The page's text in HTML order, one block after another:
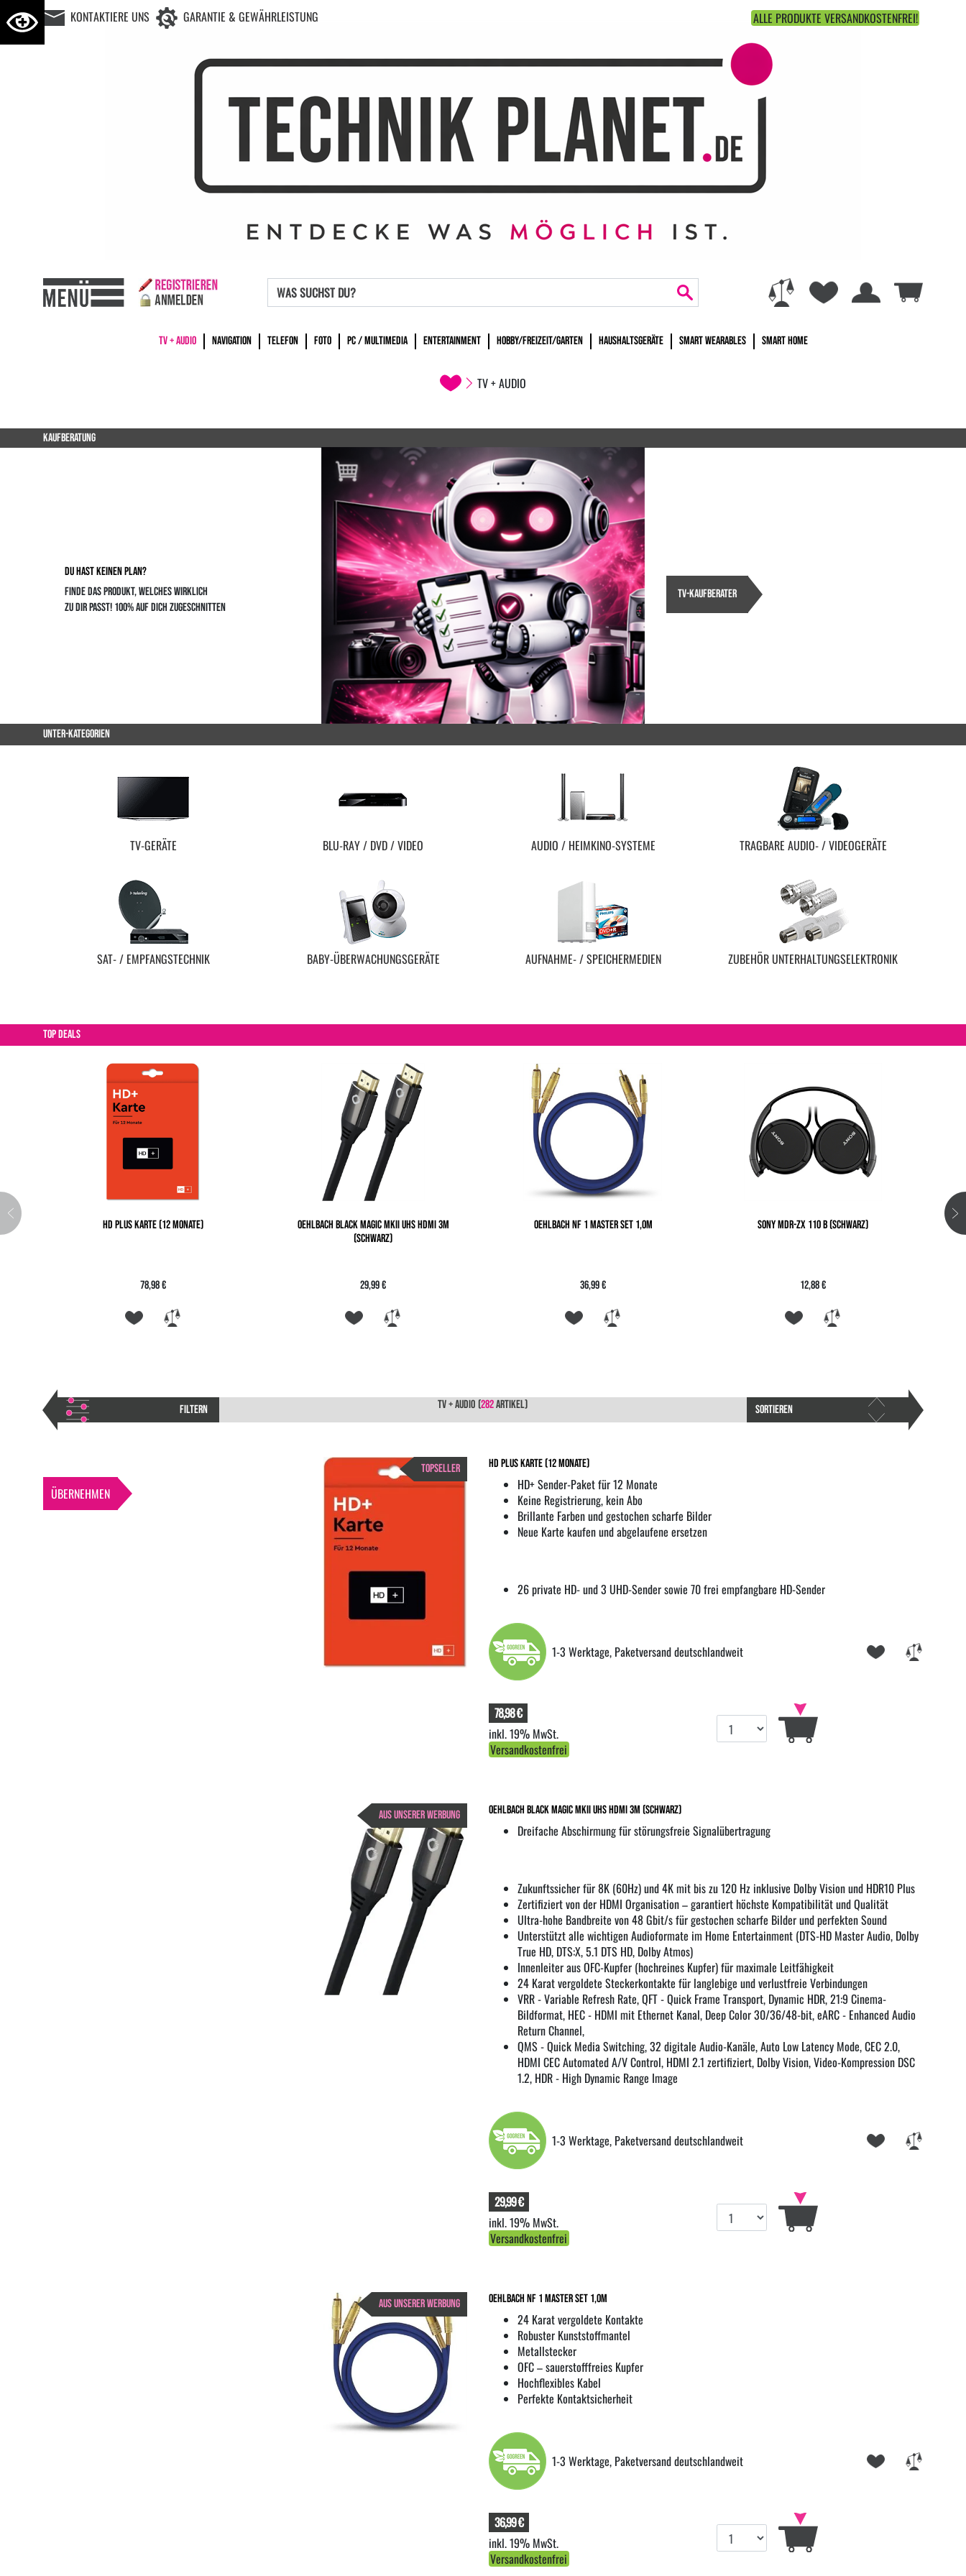
KONTAKTIERE UNS GARANTIE & GEWÄHRLEISTUNG ALLE PRODUKTE VERSANDKOSTENFREI!
TV + AUDIO NAVIGATION TELEFON FOTO PC / MULTIMEDIA ENTERTAINMENT HOBBY/FREIZEIT/GARTEN HAUSHALTSGERÄTE SMART WEARABLES SMART HOME
TV + AUDIO
KAUFBERATUNG
DU HAST KEINEN PLAN?
FINDE DAS PRODUKT, WELCHES WIRKLICH
ZU DIR PASST! 100% AUF DICH ZUGESCHNITTEN
TV-KAUFBERATER
UNTER-KATEGORIEN
TV-GERÄTE BLU-RAY / DVD / VIDEO AUDIO / HEIMKINO-SYSTEME TRAGBARE AUDIO- / VIDEOGERÄTE
SAT- / EMPFANGSTECHNIK BABY-ÜBERWACHUNGSGERÄTE AUFNAHME- / SPEICHERMEDIEN ZUBEHÖR UNTERHALTUNGSELEKTRONIK
TOP DEALS
HD PLUS KARTE (12 MONATE)
78,98 €
OEHLBACH BLACK MAGIC MKII UHS HDMI 3M
(SCHWARZ)
29,99 €
OEHLBACH NF 1 MASTER SET 1,0M
36,99 €
SONY MDR-ZX 110 B (SCHWARZ)
12,88 €
FILTERN TV + AUDIO (282ARTIKEL) SORTIEREN
ÜBERNEHMEN
TOPSELLER HD PLUS Karte (12 Monate)
HD+ Sender-Paket für 12 Monate
Keine Registrierung, kein Abo
Brillante Farben und gestochen scharfe Bilder
Neue Karte kaufen und abgelaufene ersetzen
26 private HD- und 3 UHD-Sender sowie 70 frei empfangbare HD-Sender
1-3 Werktage, Paketversand deutschlandweit
78,98 €
inkl. 19% MwSt.
Versandkostenfrei
AUS UNSERER WERBUNG Oehlbach Black Magic MKII UHS HDMI 3m (schwarz)
Dreifache Abschirmung für störungsfreie Signalübertragung
Zukunftssicher für 8K (60Hz) und 4K mit bis zu 120 Hz inklusive Dolby Vision und HDR10 Plus
Zertifiziert von der HDMI Organisation – garantiert höchste Kompatibilität und Qualität
Ultra-hohe Bandbreite von 48 Gbit/s für gestochen scharfe Bilder und perfekten Sound
Unterstützt alle wichtigen Audioformate im Home Entertainment (DTS-HD Master Audio, Dolby
True HD, DTS:X, 5.1 DTS HD, Dolby Atmos)
Innenleiter aus OFC-Kupfer (hochreines Kupfer) für maximale Leitfähigkeit
24 Karat vergoldete Steckerkontakte für langlebige und verlustfreie Verbindungen
VRR - Variable Refresh Rate, QFT - Quick Frame Transport, Dynamic HDR, 21:9 Cinema-
Bildformat, HEC - HDMI mit Ethernet Kanal, Deep Color 30/36/48-bit, eARC - Enhanced Audio
Return Channel,
QMS - Quick Media Switching, 32 digitale Audio-Kanäle, Auto Low Latency Mode, CEC 2.0,
HDMI CEC Automated A/V Control, HDMI 2.1 zertifiziert, Dolby Vision, Video-Kompression DSC
1.2, HDR - High Dynamic Range Image
1-3 Werktage, Paketversand deutschlandweit
29,99 €
inkl. 19% MwSt.
Versandkostenfrei
AUS UNSERER WERBUNG Oehlbach NF 1 Master Set 1,0m
24 Karat vergoldete Kontakte
Robuster Kunststoffmantel
Metallstecker
OFC – sauerstofffreies Kupfer
Hochflexibles Kabel
Perfekte Kontaktsicherheit
1-3 Werktage, Paketversand deutschlandweit
36,99 €
inkl. 19% MwSt.
Versandkostenfrei